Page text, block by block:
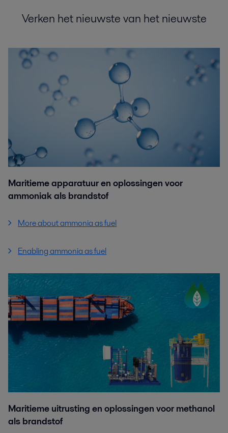
Verken het nieuwste van het nieuwste
Maritieme apparatuur en oplossingen voor
ammoniak als brandstof
More about ammonia as fuel
Enabling ammonia as fuel
Maritieme uitrusting en oplossingen voor methanol
als brandstof